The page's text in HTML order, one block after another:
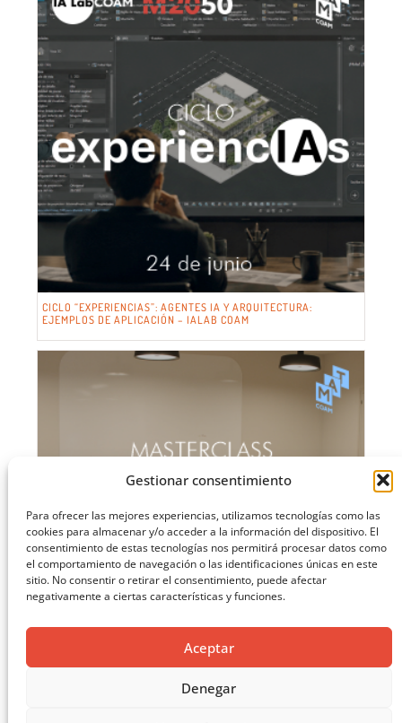
Gestionar consentimiento
Para ofrecer las mejores experiencias, utilizamos tecnologías como las
cookies para almacenar y/o acceder a la información del dispositivo. El
consentimiento de estas tecnologías nos permitirá procesar datos como
el comportamiento de navegación o las identificaciones únicas en este
sitio. No consentir o retirar el consentimiento, puede afectar
negativamente a ciertas características y funciones.
Aceptar
Denegar
CICLO “EXPERIENCIAS”: AGENTES IA Y ARQUITECTURA:
EJEMPLOS DE APLICACIÓN – IALAB COAM
MASTERCLASS: ARQUITECTURA PARA EL APRENDIZAJE